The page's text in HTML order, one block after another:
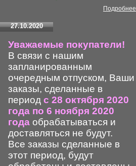
Подробнее
27.10.2020
Уважаемые покупатели!
В связи с нашим
запланированным
очередным отпуском, Ваши
заказы, сделанные в
период с 28 октября 2020
года по 6 ноября 2020
года обрабатываться и
доставляться не будут.
Все заказы сделанные в
этот период, будут